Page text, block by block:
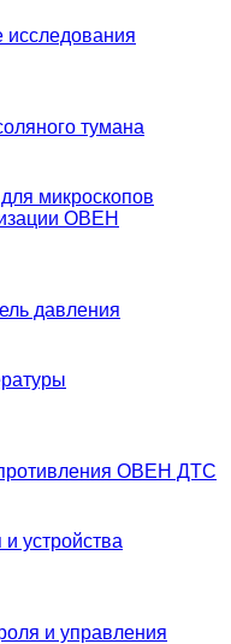
тумана
микроскопов
ОВЕН
давления
ОВЕН ДТС
устройства
и управления